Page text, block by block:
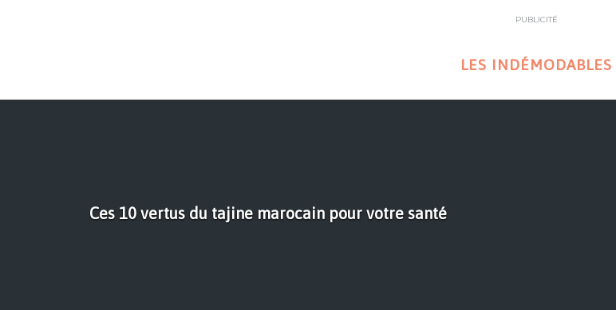
PUBLICITÉ
LES INDÉMODABLES
Ces 10 vertus du tajine marocain pour votre santé